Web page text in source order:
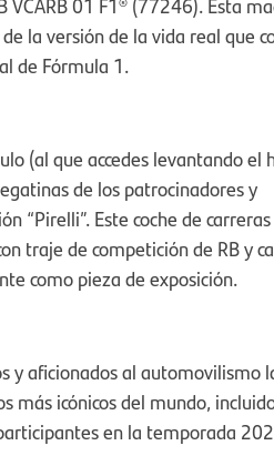
la versión de la vida real que
de Fórmula 1.
(al que accedes levantando el
de los patrocinadores y
“Pirelli”. Este coche de carreras
traje de competición de RB y
como pieza de exposición.
y aficionados al automovilismo
más icónicos del mundo,
en la temporada